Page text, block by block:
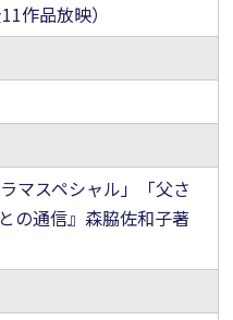
作品放映）
マスペシャル」「父さ
の通信』森脇佐和子著